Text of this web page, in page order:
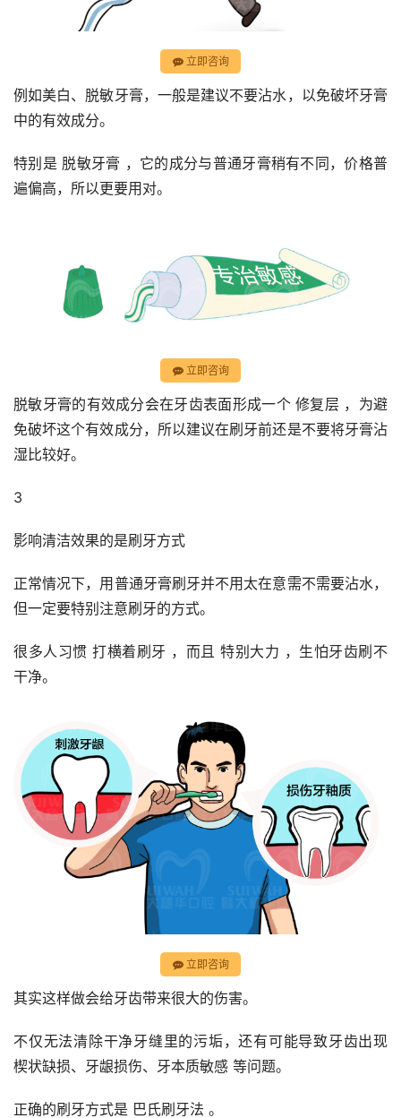
立即咨询
例如美白、脱敏牙膏，一般是建议不要沾水，以免破坏牙膏
中的有效成分。
特别是 脱敏牙膏 ，它的成分与普通牙膏稍有不同，价格普
遍偏高，所以更要用对。
立即咨询
脱敏牙膏的有效成分会在牙齿表面形成一个 修复层 ，为避
免破坏这个有效成分，所以建议在刷牙前还是不要将牙膏沾
湿比较好。
3
影响清洁效果的是刷牙方式
正常情况下，用普通牙膏刷牙并不用太在意需不需要沾水，
但一定要特别注意刷牙的方式。
很多人习惯 打横着刷牙 ，而且 特别大力 ，生怕牙齿刷不
干净。
立即咨询
其实这样做会给牙齿带来很大的伤害。
不仅无法清除干净牙缝里的污垢，还有可能导致牙齿出现
楔状缺损、牙龈损伤、牙本质敏感 等问题。
正确的刷牙方式是 巴氏刷牙法 。